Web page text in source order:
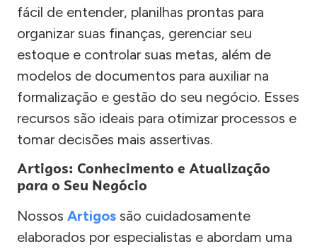
fácil de entender, planilhas prontas para
organizar suas finanças, gerenciar seu
estoque e controlar suas metas, além de
modelos de documentos para auxiliar na
formalização e gestão do seu negócio. Esses
recursos são ideais para otimizar processos e
tomar decisões mais assertivas.
Artigos: Conhecimento e Atualização
para o Seu Negócio
Nossos Artigos são cuidadosamente
elaborados por especialistas e abordam uma